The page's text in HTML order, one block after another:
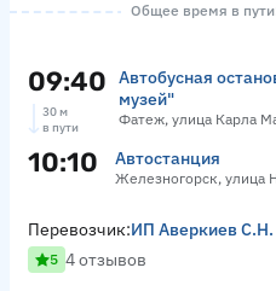
Общее время в
09:40
Автобусная
музей"
Фатеж, улица Карла
30 м
в пути
10:10 Автостанция
Железногорск, улица
Перевозчик:ИП Аверкиев С.Н.
5 4 отзывов